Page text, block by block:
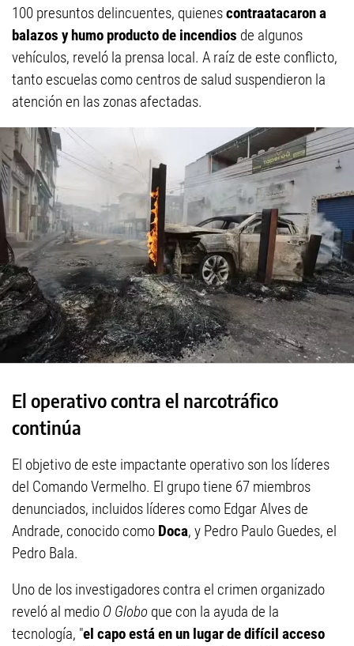
100 presuntos delincuentes, quienescontraatacaron a
balazos y humo producto de incendios de algunos
vehículos, reveló la prensa local. A raíz de este conflicto,
tanto escuelas como centros de salud suspendieron la
atención en las zonas afectadas.
El operativo contra el narcotráfico
continúa
El objetivo de este impactante operativo son los líderes
del Comando Vermelho. El grupo tiene 67 miembros
denunciados, incluidos líderes como Edgar Alves de
Andrade, conocido como Doca, y Pedro Paulo Guedes, el
Pedro Bala.
Uno de los investigadores contra el crimen organizado
reveló al medio O Globo que con la ayuda de la
tecnología, "el capo está en un lugar de difícil acceso